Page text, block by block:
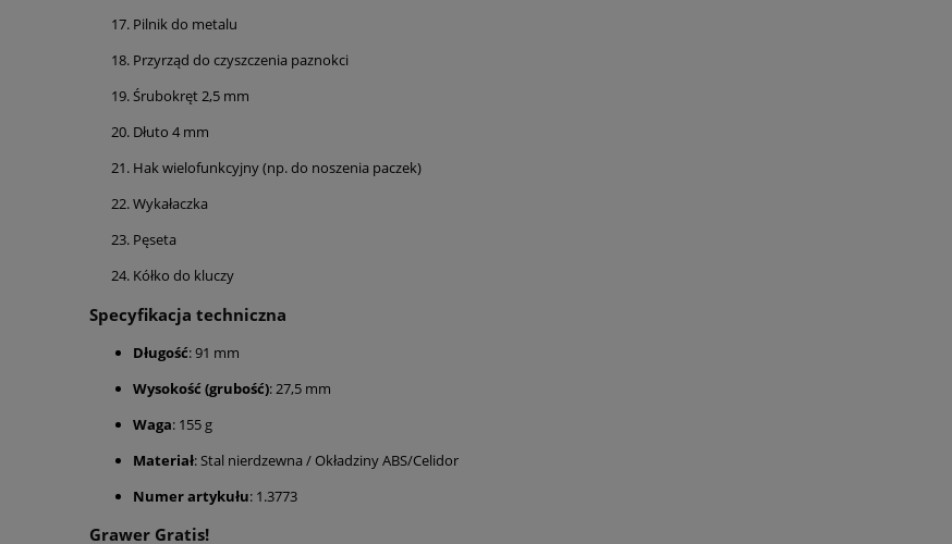
Pilnik do metalu
Przyrząd do czyszczenia paznokci
Śrubokręt 2,5 mm
Dłuto 4 mm
Hak wielofunkcyjny (np. do noszenia paczek)
Wykałaczka
Pęseta
Kółko do kluczy
Specyfikacja techniczna
Długość: 91 mm
Wysokość (grubość): 27,5 mm
Waga: 155 g
Materiał: Stal nierdzewna / Okładziny ABS/Celidor
Numer artykułu: 1.3773
Grawer Gratis!